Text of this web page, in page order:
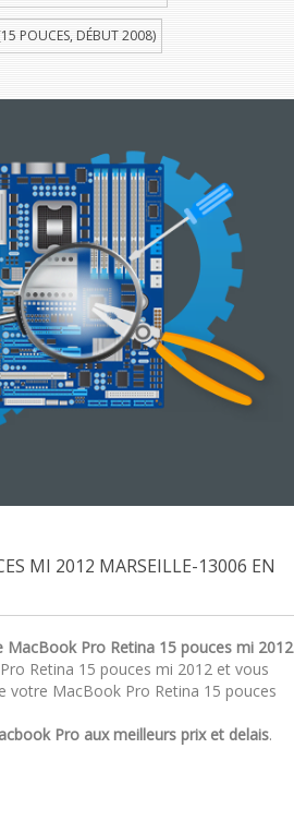
POUCES, DÉBUT 2008)
MI 2012 MARSEILLE-13006 EN
MacBook Pro Retina 15 pouces mi 2012
Retina 15 pouces mi 2012 et vous
votre MacBook Pro Retina 15 pouces
Pro aux meilleurs prix et delais.